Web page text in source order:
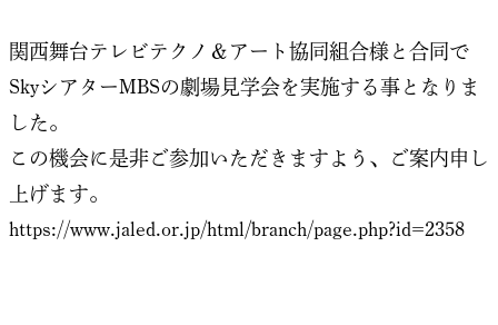
関西舞台テレビテクノ＆アート協同組合様と合同で
SkyシアターMBSの劇場見学会を実施する事となりま
した。
この機会に是非ご参加いただきますよう、ご案内申し
上げます。
https://www.jaled.or.jp/html/branch/page.php?id=2358